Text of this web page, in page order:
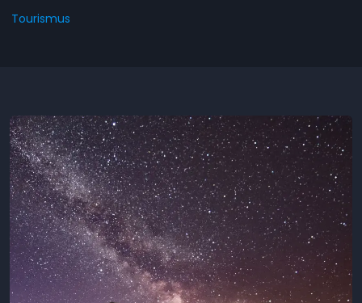
Tourismus